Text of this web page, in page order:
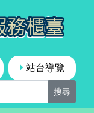
臺南
站台導覽
搜尋